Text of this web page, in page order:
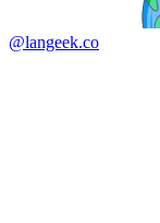
@langeek.co